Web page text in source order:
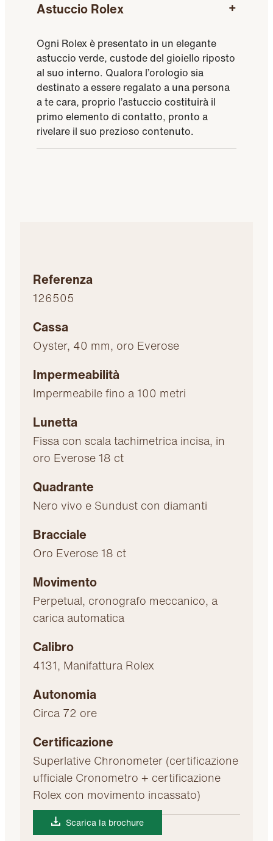
Astuccio Rolex
Ogni Rolex è presentato in un elegante
astuccio verde, custode del gioiello riposto
al suo interno. Qualora l’orologio sia
destinato a essere regalato a una persona
a te cara, proprio l’astuccio costituirà il
primo elemento di contatto, pronto a
rivelare il suo prezioso contenuto.
Referenza
126505
Cassa
Oyster, 40 mm, oro Everose
Impermeabilità
Impermeabile fino a 100 metri
Lunetta
Fissa con scala tachimetrica incisa, in
oro Everose 18 ct
Quadrante
Nero vivo e Sundust con diamanti
Bracciale
Oro Everose 18 ct
Movimento
Perpetual, cronografo meccanico, a
carica automatica
Calibro
4131, Manifattura Rolex
Autonomia
Circa 72 ore
Certificazione
Superlative Chronometer (certificazione
ufficiale Cronometro + certificazione
Rolex con movimento incassato)
Scarica la brochure